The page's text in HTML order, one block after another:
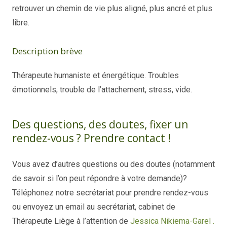
retrouver un chemin de vie plus aligné, plus ancré et plus
libre.
Description brève
Thérapeute humaniste et énergétique. Troubles
émotionnels, trouble de l’attachement, stress, vide.
Des questions, des doutes, fixer un
rendez-vous ? Prendre contact !
Vous avez d’autres questions ou des doutes (notamment
de savoir si l’on peut répondre à votre demande)?
Téléphonez notre secrétariat pour prendre rendez-vous
ou envoyez un email au secrétariat, cabinet de
Thérapeute Liège à l’attention de Jessica Nikiema-Garel .